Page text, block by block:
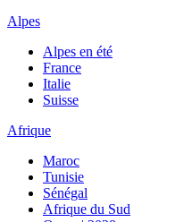
Alpes
Alpes en été
France
Italie
Suisse
Afrique
Maroc
Tunisie
Sénégal
Afrique du Sud